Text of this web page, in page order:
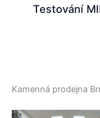
Testování
Kamenná prodejna